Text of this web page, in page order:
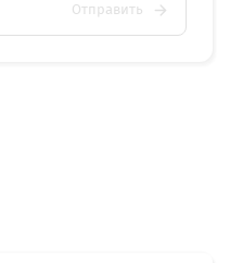
Отправить